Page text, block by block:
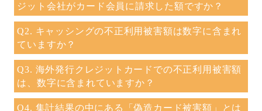
ジット会社がカード会員に請求した額ですか？
Q2. キャッシングの不正利用被害額は数字に含まれ
ていますか？
Q3. 海外発行クレジットカードでの不正利用被害額
は、数字に含まれていますか？
Q4. 集計結果の中にある「偽造カード被害額」とは